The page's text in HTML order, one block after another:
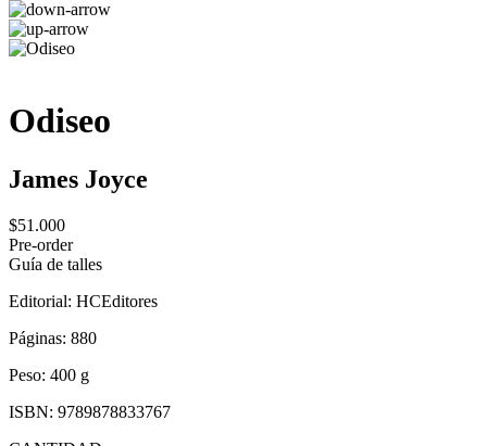
Odiseo
James Joyce
$51.000
Pre-order
Guía de talles
Editorial: HCEditores
Páginas: 880
Peso: 400 g
ISBN: 9789878833767